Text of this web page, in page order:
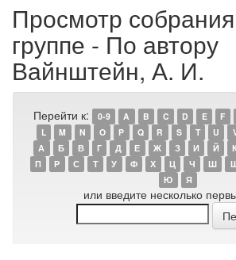
Просмотр
группе - По автору
Вайнштейн, А. И.
Перейти к: 0-9 A B C D E F
L
M N O P Q R S T U
А
Б В Г Д Е Ж З И Й
П
Р С Т У Ф Х Ц Ч Ш
Ю
Я
или введите несколько